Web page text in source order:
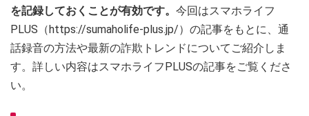
を記録しておくことが有効です。 今回はスマホライフ
PLUS（https://sumaholife-plus.jp/）の記事をもとに、通
話録音の方法や最新の詐欺トレンドについてご紹介しま
す。詳しい内容はスマホライフPLUSの記事をご覧くださ
い。